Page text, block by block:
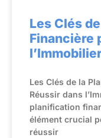
Les Clés
Financière
Les Clés de la
Réussir dans
planification
élément crucial
réussir